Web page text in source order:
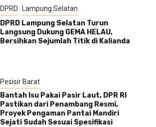
DPRD Lampung Selatan
DPRD Lampung Selatan Turun
Langsung Dukung GEMA HELAU,
Bersihkan Sejumlah Titik di Kalianda
Pesisir Barat
Bantah Isu Pakai Pasir Laut, DPR RI
Pastikan dari Penambang Resmi,
Proyek Pengaman Pantai Mandiri
Sejati Sudah Sesuai Spesifikasi